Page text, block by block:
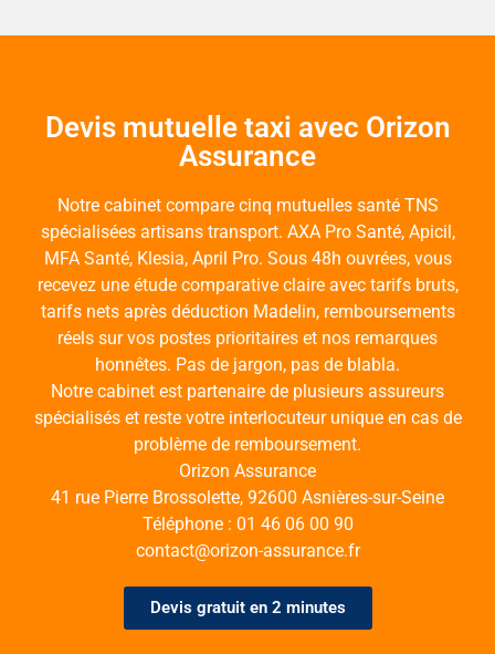
Devis mutuelle taxi avec Orizon
Assurance
Notre cabinet compare cinq mutuelles santé TNS
spécialisées artisans transport. AXA Pro Santé, Apicil,
MFA Santé, Klesia, April Pro. Sous 48h ouvrées, vous
recevez une étude comparative claire avec tarifs bruts,
tarifs nets après déduction Madelin, remboursements
réels sur vos postes prioritaires et nos remarques
honnêtes. Pas de jargon, pas de blabla.
Notre cabinet est partenaire de plusieurs assureurs
spécialisés et reste votre interlocuteur unique en cas de
problème de remboursement.
Orizon Assurance
41 rue Pierre Brossolette, 92600 Asnières-sur-Seine
Téléphone : 01 46 06 00 90
contact@orizon-assurance.fr
Devis gratuit en 2 minutes